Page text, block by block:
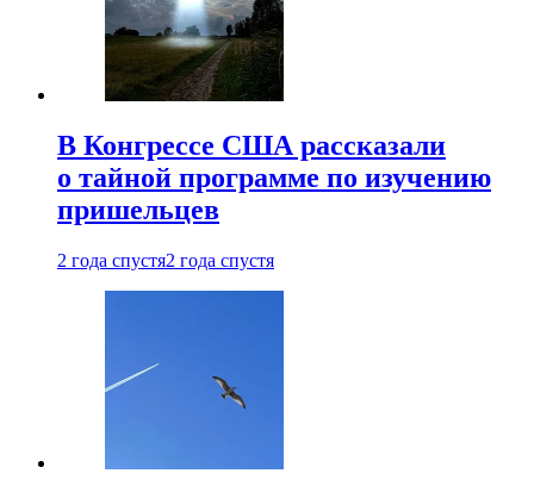
В Конгрессе США рассказали
о тайной программе по изучению
пришельцев
2 года спустя2 года спустя